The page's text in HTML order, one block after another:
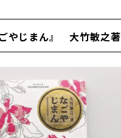
じまん』 大竹敏之著